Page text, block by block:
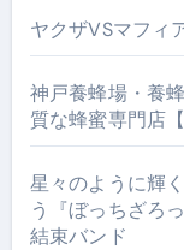
ヤクザVSマフィ
神戸養蜂場・養
質な蜂蜜専門店
星々のように輝
う『ぼっちざろ
結束バンド